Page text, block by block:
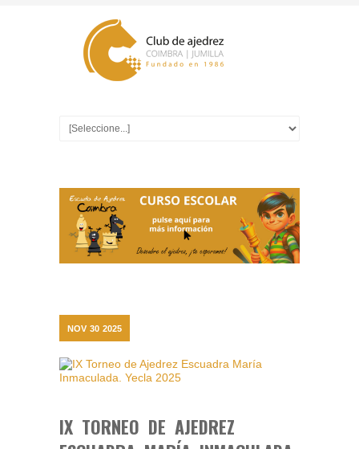
NOV 30 2025
IX TORNEO DE AJEDREZ